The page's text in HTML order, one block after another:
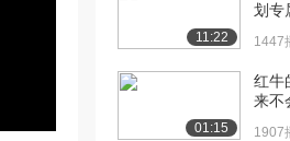
11:22
划专
1447
01:15
红牛
来不
1907